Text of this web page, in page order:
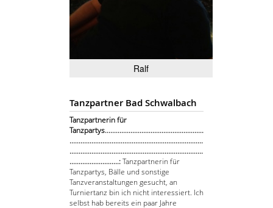
Ralf
Tanzpartner Bad Schwalbach
Tanzpartnerin für
Tanzpartys......................................................
.........................................................................
.........................................................................
...........................:Tanzpartnerin für
Tanzpartys, Bälle und sonstige
Tanzveranstaltungen gesucht, an
Turniertanz bin ich nicht interessiert. Ich
selbst hab bereits ein paar Jahre